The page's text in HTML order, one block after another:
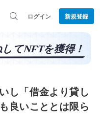
ログイン 新規登録
し「借金より貸し
良いこととは限ら